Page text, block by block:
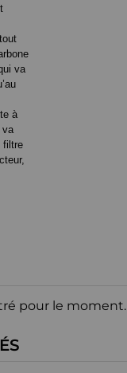
va
à
va
filtre
pour le moment.